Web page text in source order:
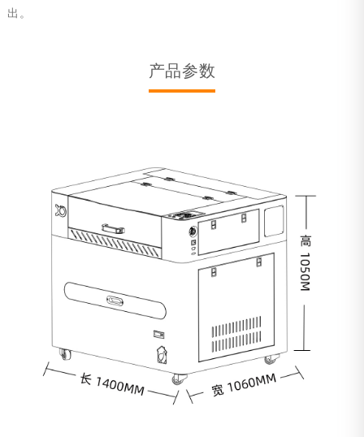
出。
产品参数